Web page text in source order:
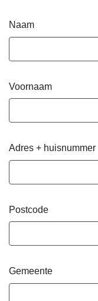
Naam
Voornaam
Adres + huisnummer
Postcode
Gemeente